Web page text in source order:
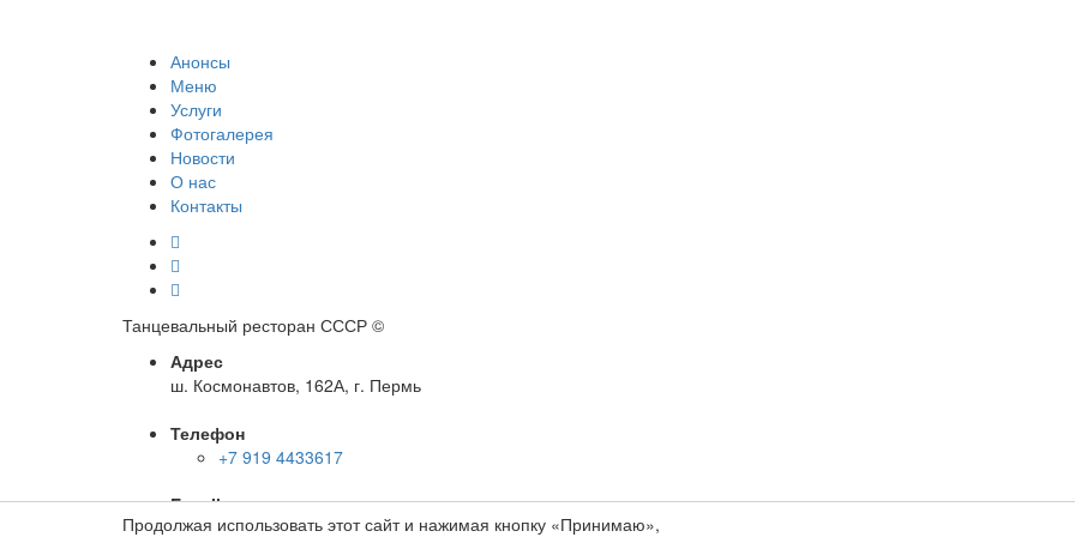
Анонсы
Меню
Услуги
Фотогалерея
Новости
О нас
Контакты
Танцевальный ресторан СССР ©
Адрес
ш. Космонавтов, 162А, г. Пермь
Телефон
+7 919 4433617
E-mail
info@cccp-perm.ru
Продолжая использовать этот сайт и нажимая кнопку «Принимаю»,